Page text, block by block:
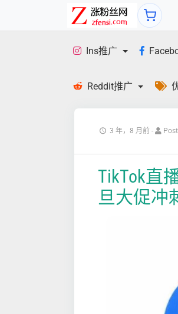
Ins推广
Reddit推广
3 年，8 月前 -
TikTok直
旦大促冲